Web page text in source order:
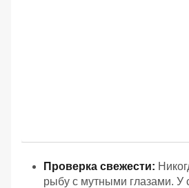
Проверка свежести:
рыбу с мутными глазами. У